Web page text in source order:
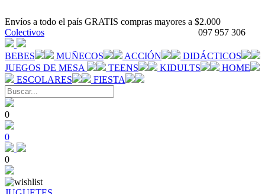
Envíos a todo el país GRATIS compras mayores a $2.000
097 957 306
Colectivos
BEBES MUÑECOS ACCIÓN
DIDÁCTICOS
JUEGOS DE MESA
TEENS KIDULTS
HOME
ESCOLARES
FIESTA
0
0
0